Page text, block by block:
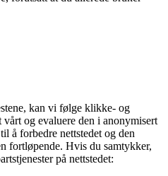
kan vi følge klikke- og
vårt og evaluere den i anonymisert
å forbedre nettstedet og den
fortløpende. Hvis du samtykker,
på nettstedet: